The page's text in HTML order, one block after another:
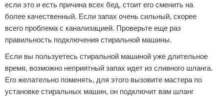
если это и есть причина всех бед, стоит его сменить на
более качественный. Если запах очень сильный, скорее
всего проблема с канализацией. Проверьте еще раз
правильность подключения стиральной машины.
Если вы пользуетесь стиральной машиной уже длительное
время, возможно неприятный запах идет из сливного шланга.
Его желательно поменять, для этого вызовите мастера по
установке стиральных машин, он подключит вам шланг